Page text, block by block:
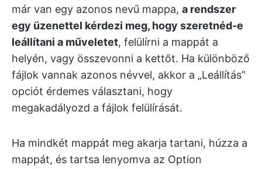
már van egy azonos nevű mappa, a rendszer
egy üzenettel kérdezi meg, hogy szeretnéd-e
leállítani a műveletet, felülírni a mappát a
helyén, vagy összevonni a kettőt. Ha különböző
fájlok vannak azonos névvel, akkor a „Leállítás”
opciót érdemes választani, hogy
megakadályozd a fájlok felülírását.
Ha mindkét mappát meg akarja tartani, húzza a
mappát, és tartsa lenyomva az Option